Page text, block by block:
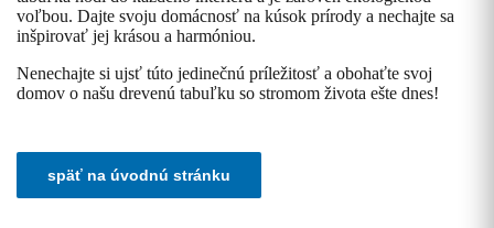
voľbou. Dajte svoju domácnosť na kúsok prírody a nechajte sa
inšpirovať jej krásou a harmóniou.
Nenechajte si ujsť túto jedinečnú príležitosť a obohaťte svoj
domov o našu drevenú tabuľku so stromom života ešte dnes!